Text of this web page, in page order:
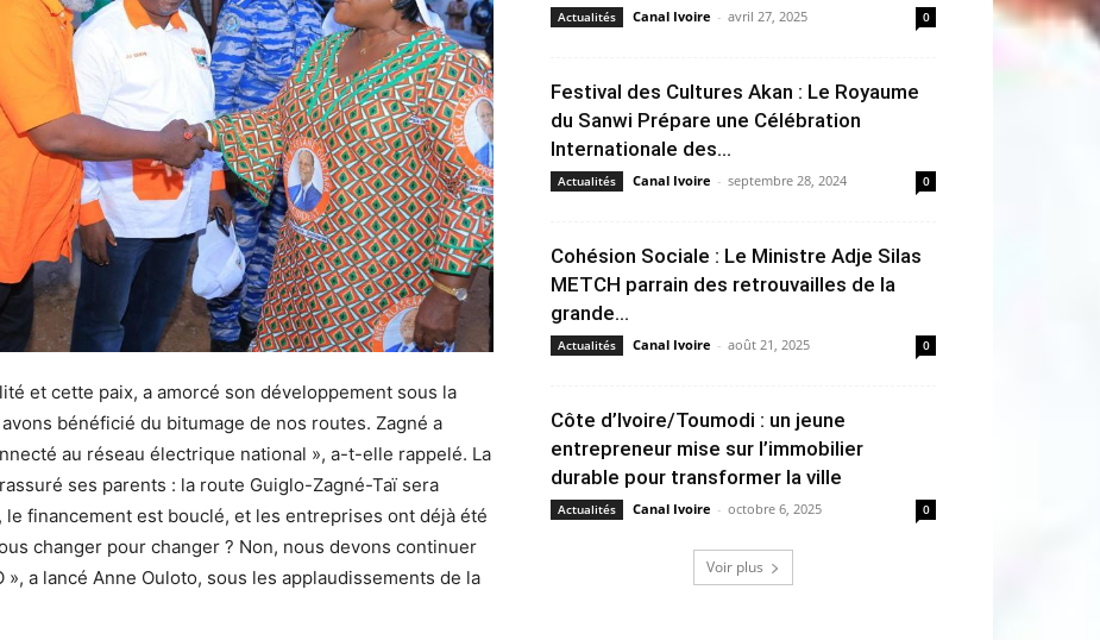
et cette paix, a amorcé son développement sous la
bénéficié du bitumage de nos routes. Zagné a
au réseau électrique national », a-t-elle rappelé. La
ses parents : la route Guiglo-Zagné-Taï sera
financement est bouclé, et les entreprises ont déjà été
changer pour changer ? Non, nous devons continuer
a lancé Anne Ouloto, sous les applaudissements de la
Actualités Canal Ivoire - avril 27, 2025 0
Festival des Cultures Akan : Le Royaume
du Sanwi Prépare une Célébration
Internationale des...
Actualités Canal Ivoire - septembre 28, 2024 0
Cohésion Sociale : Le Ministre Adje Silas
METCH parrain des retrouvailles de la
grande...
Actualités Canal Ivoire - août 21, 2025 0
Côte d’Ivoire/Toumodi : un jeune
entrepreneur mise sur l’immobilier
durable pour transformer la ville
Actualités Canal Ivoire - octobre 6, 2025 0
Voir plus